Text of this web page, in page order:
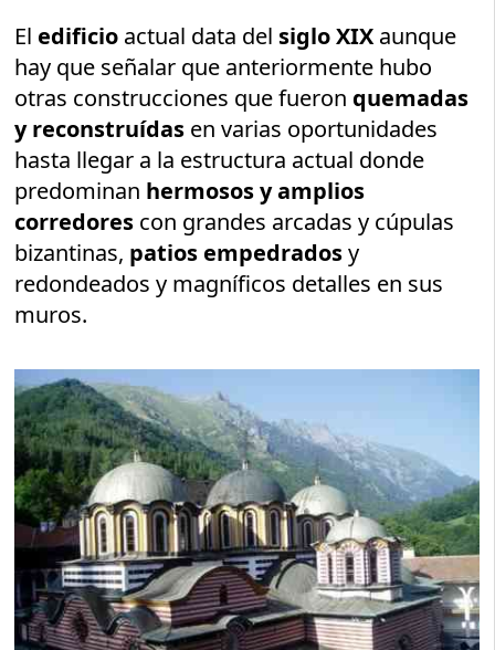
El edificio actual data del siglo XIX aunque
hay que señalar que anteriormente hubo
otras construcciones que fueron quemadas
y reconstruídas en varias oportunidades
hasta llegar a la estructura actual donde
predominan hermosos y amplios
corredores con grandes arcadas y cúpulas
bizantinas, patios empedradosy
redondeados y magníficos detalles en sus
muros.